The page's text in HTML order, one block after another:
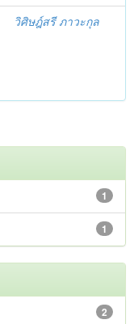
วิศิษฎ์สรี ภาวะกุล
1
1
2